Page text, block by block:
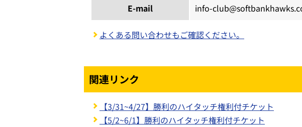
E-mail info-
よくある問い合わせもご確認ください。
関連リンク
【3/31~4/27】勝利のハイタッチ権利付チケット
【5/2~6/1】勝利のハイタッチ権利付チケット